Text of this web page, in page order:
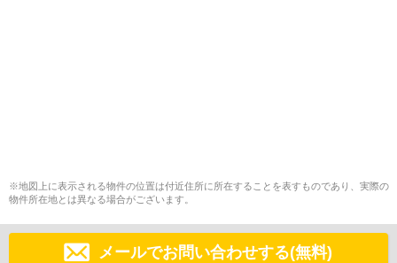
※地図上に表示される物件の位置は付近住所に所在することを表すものであり、実際の
物件所在地とは異なる場合がございます。
メールでお問い合わせする(無料)